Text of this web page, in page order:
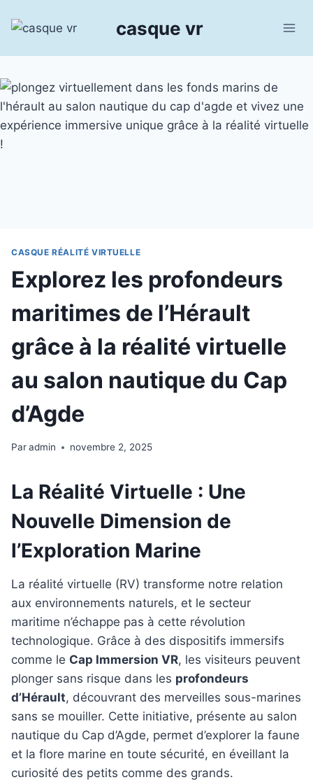
au
casque vr
CASQUE RÉALITÉ VIRTUELLE
Explorez les profondeurs
maritimes de l’Hérault
grâce à la réalité virtuelle
au salon nautique du Cap
d’Agde
Paradmin novembre 2, 2025
La Réalité Virtuelle : Une
Nouvelle Dimension de
l’Exploration Marine
La réalité virtuelle (RV) transforme notre relation
aux environnements naturels, et le secteur
maritime n’échappe pas à cette révolution
technologique. Grâce à des dispositifs immersifs
comme le Cap Immersion VR, les visiteurs peuvent
plonger sans risque dans les profondeurs
d’Hérault, découvrant des merveilles sous-marines
sans se mouiller. Cette initiative, présente au salon
nautique du Cap d’Agde, permet d’explorer la faune
et la flore marine en toute sécurité, en éveillant la
curiosité des petits comme des grands.